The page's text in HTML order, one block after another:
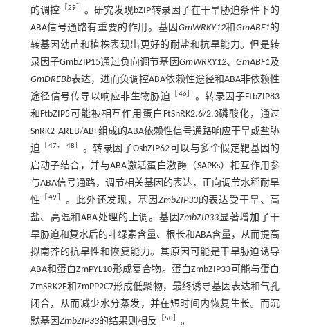
的调控
29］ 。研究发现bZIP转录因子在干旱胁迫条件下的
ABA信号通路有重要的作用。基因 GmWRKY12和 GmABF1的
转基因幼苗和植株表现出更好的耐盐和抗旱能力。但是转
录因子GmbZIP15通过负向调节基因GmWRKY12、GmABF1及
GmDREBb表达，进而负调控ABA依赖性途径和ABA非依赖性
途径信号传导以响应非生物胁迫
46］ 。转录因子FtbZIP83
和FtbZIP5可能被相互作用蛋白FtSnRK2.6/2.3磷酸化，通过
SnRK2⁃AREB/ABF组成的ABA依赖性信号通路响应干旱或盐胁
迫
47， 48
。转录因子OsbZIP62可以与多个假定靶基因的
启动子结合，并与ABA激活蛋白激酶（SAPKs）相互作用参
与ABA信号通路，调节相关基因的表达，正向调节水稻耐旱
性 ［49 。此外还发现，基因 ZmbZIP33的表达受干旱、高
盐、高温和ABA处理的上调。基因ZmbZIP33显著增加了干
旱胁迫和复水后的叶绿素含量、根长和ABA含量，从而提高
拟南芥的抗旱性和恢复能力。其原因可能是干旱胁迫诱导
ABA和蛋白ZmPYL10形成复合物。蛋白ZmbZIP33可能与蛋白
ZmSRK2E和ZmPP2C7形成低聚物，最终诱导基因表达和气孔
闭合，从而减少水分蒸发，并在短时间内恢复生长。而沉
默基因ZmbZIP33的结果则相反 50］ 。